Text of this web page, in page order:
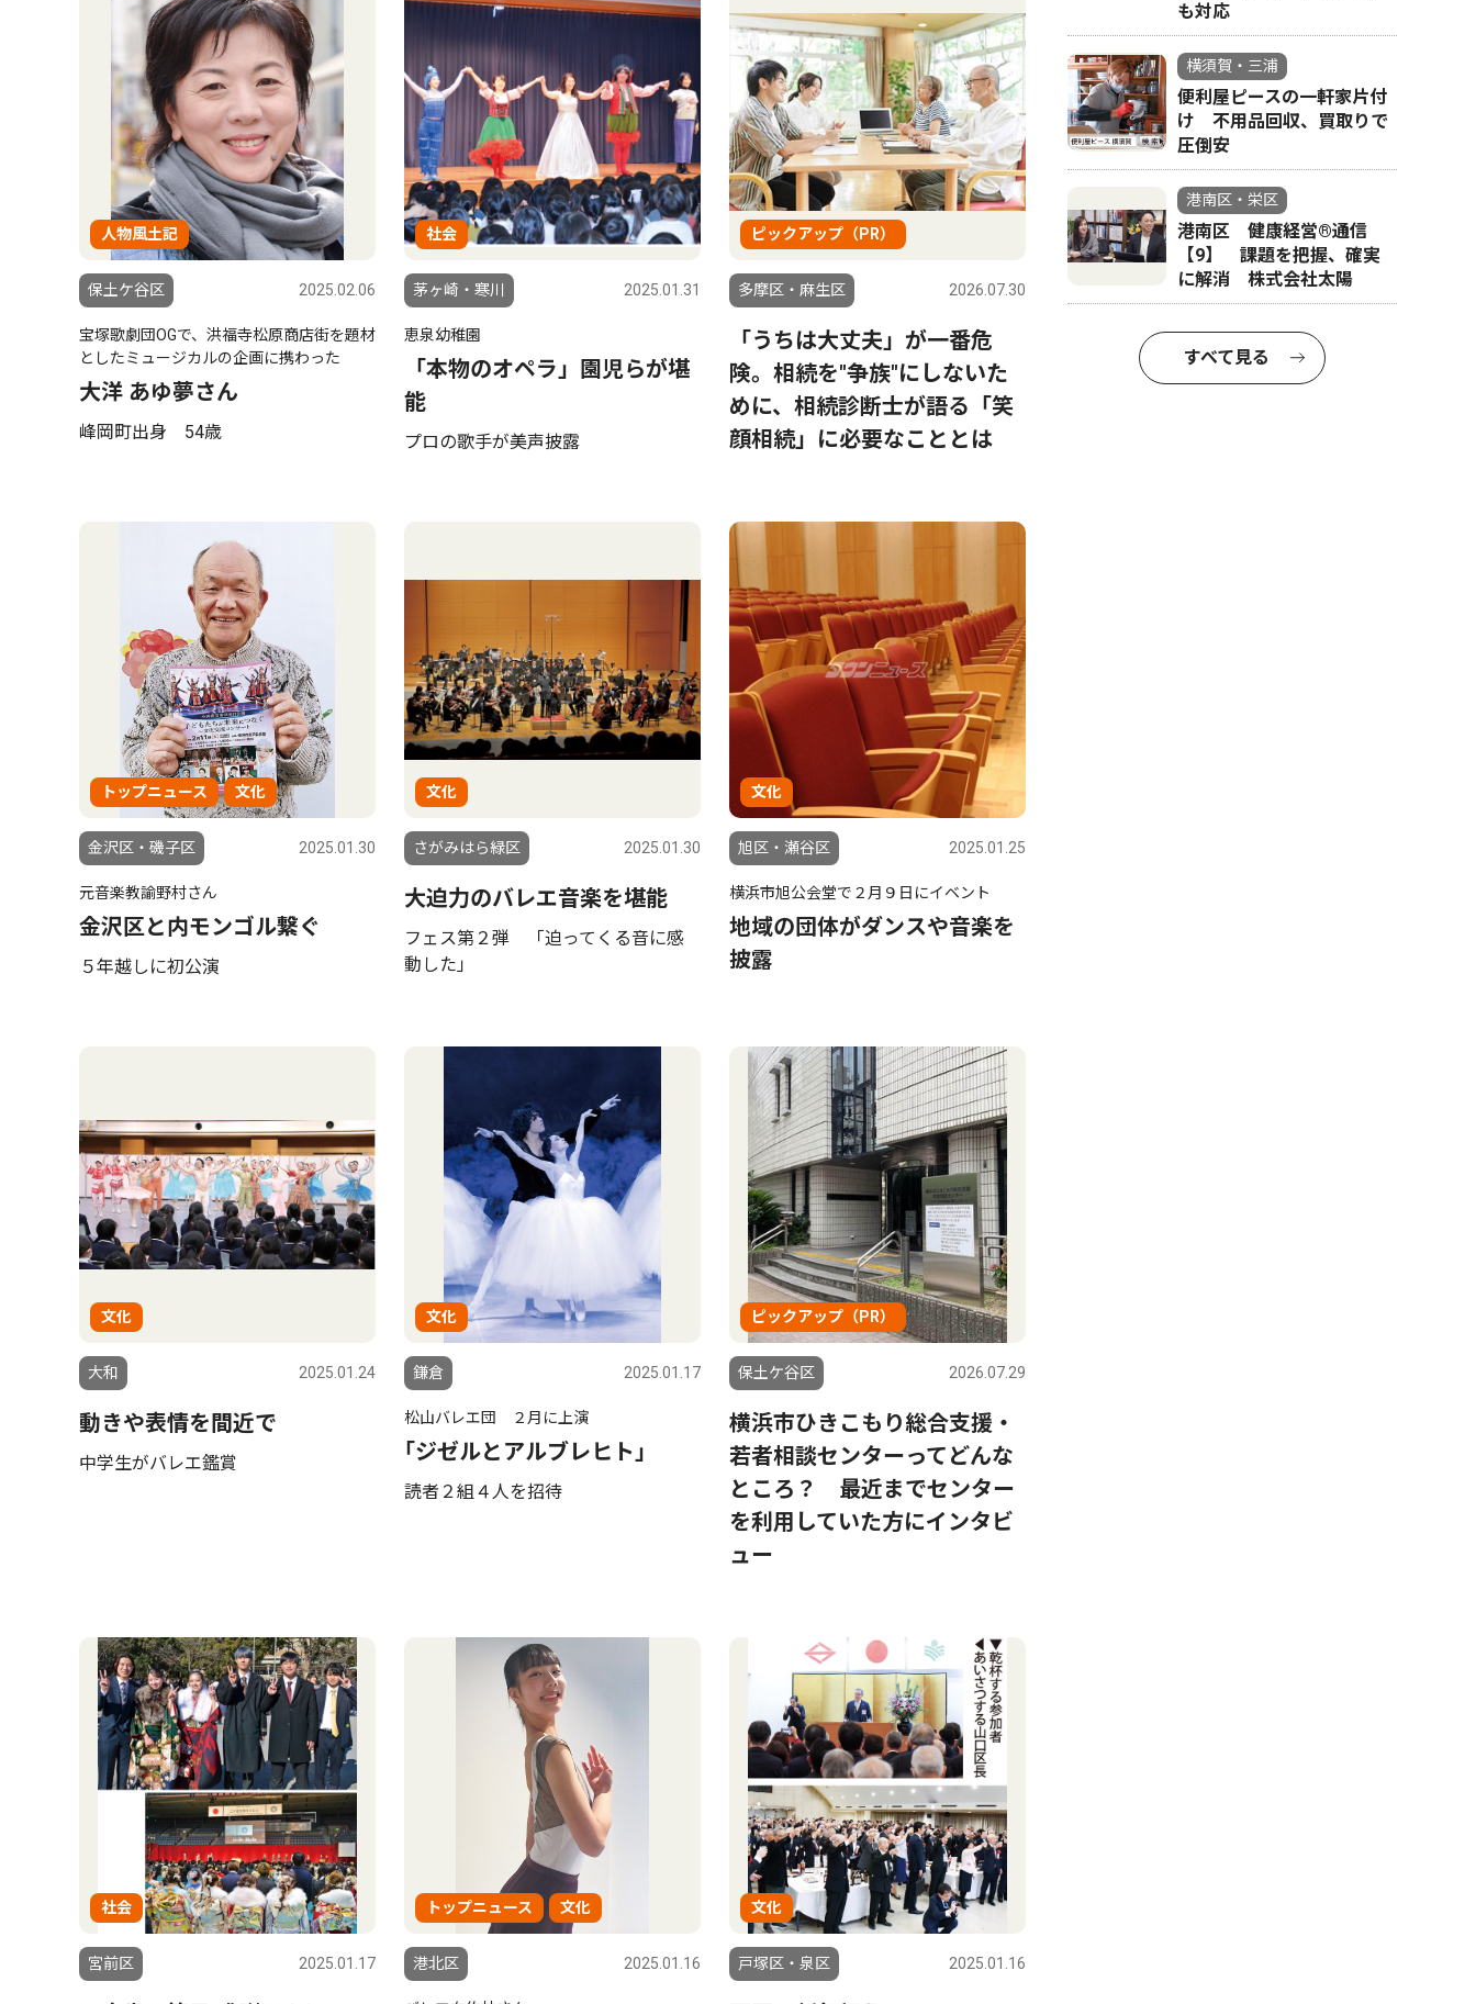
人物風土記
保土ケ谷区 2025.02.06
宝塚歌劇団OGで、洪福寺松原商店街を題材
としたミュージカルの企画に携わった
大洋 あゆ夢さん
峰岡町出身 54歳
社会
茅ヶ崎・寒川 2025.01.31
恵泉幼稚園
「本物のオペラ」園児らが堪
能
プロの歌手が美声披露
ピックアップ（PR）
多摩区・麻生区 2026.07.30
「うちは大丈夫」が一番危
険。相続を"争族"にしないた
めに、相続診断士が語る「笑
顔相続」に必要なこととは
トップニュース 文化
金沢区・磯子区 2025.01.30
元音楽教諭野村さん
金沢区と内モンゴル繋ぐ
５年越しに初公演
文化
さがみはら緑区 2025.01.30
大迫力のバレエ音楽を堪能
フェス第２弾 「迫ってくる音に感
動した」
文化
旭区・瀬谷区 2025.01.25
横浜市旭公会堂で２月９日にイベント
地域の団体がダンスや音楽を
披露
文化
大和 2025.01.24
動きや表情を間近で
中学生がバレエ鑑賞
文化
鎌倉 2025.01.17
松山バレエ団 ２月に上演
｢ジゼルとアルブレヒト｣
読者２組４人を招待
ピックアップ（PR）
保土ケ谷区 2026.07.29
横浜市ひきこもり総合支援・
若者相談センターってどんな
ところ？ 最近までセンター
を利用していた方にインタビ
ュー
社会
宮前区 2025.01.17
トップニュース 文化
港北区 2025.01.16
文化
戸塚区・泉区 2025.01.16
も対応
横須賀・三浦
便利屋ピースの一軒家片付
け 不用品回収、買取りで
圧倒安
港南区・栄区
港南区 健康経営®通信
【9】 課題を把握、確実
に解消 株式会社太陽
すべて見る